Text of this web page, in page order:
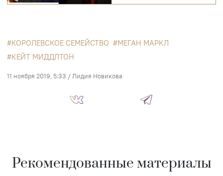
КОРОЛЕВСКОЕ СЕМЕЙСТВО
МЕГАН МАРКЛ
КЕЙТ МИДДЛТОН
11 ноября 2019, 5:33 / Лидия Новикова
Рекомендованные материалы